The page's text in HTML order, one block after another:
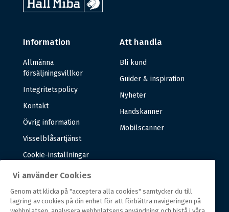
Information
Allmänna
försäljningsvillkor
Integritetspolicy
Kontakt
Övrig information
Visselblåsartjänst
Cookie-inställningar
Att handla
Bli kund
Guider & inspiration
Nyheter
Handskanner
Mobilscanner
Om oss
Vi använder Cookies
Genom att klicka på "acceptera alla cookies" samtycker du till
lagring av cookies på din enhet för att förbättra navigeringen på